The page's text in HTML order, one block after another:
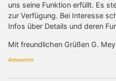
uns seine Funktion erfüllt. Es
zur Verfügung. Bei Interesse
Infos über Details und deren
Mit freundlichen Grüßen G.
Antworten